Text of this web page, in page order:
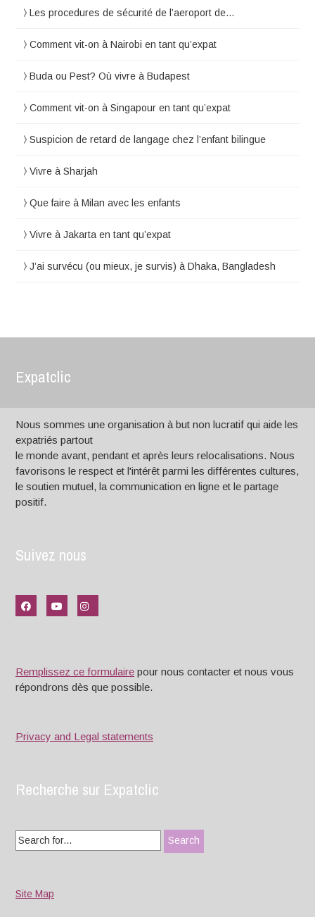
Les procedures de sécurité de l’aeroport de…
Comment vit-on à Nairobi en tant qu’expat
Buda ou Pest? Où vivre à Budapest
Comment vit-on à Singapour en tant qu’expat
Suspicion de retard de langage chez l’enfant bilingue
Vivre à Sharjah
Que faire à Milan avec les enfants
Vivre à Jakarta en tant qu’expat
J’ai survécu (ou mieux, je survis) à Dhaka, Bangladesh
Expatclic
Nous sommes une organisation à but non lucratif qui aide les
expatriés partout
le monde avant, pendant et après leurs relocalisations. Nous
favorisons le respect et l'intérêt parmi les différentes cultures,
le soutien mutuel, la communication en ligne et le partage
positif.
Suivez nous
Remplissez ce formulaire pour nous contacter et nous vous
répondrons dès que possible.
Privacy and Legal statements
Recherche sur Expatclic
Search
for:
Site Map